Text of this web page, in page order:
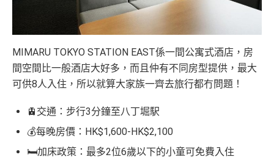
MIMARU TOKYO STATION EAST係一間公寓式酒店，房
間空間比一般酒店大好多，而且仲有不同房型提供，最大
可供8人入住，所以就算大家族一齊去旅行都冇問題！
🚊交通：步行3分鐘至八丁堀駅
💰每晚房價：HK$1,600-HK$2,100
🛏️加床政策： 最多2位6歲以下的小童可免費入住